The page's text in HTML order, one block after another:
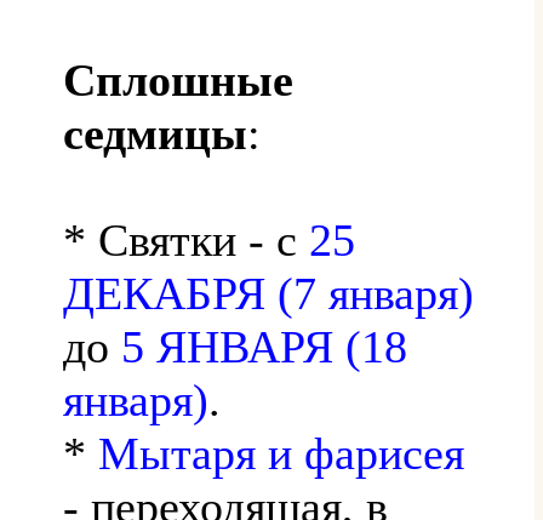
Сплошные
седмицы:
* Святки - с 25
ДЕКАБРЯ (7 января)
до 5 ЯНВАРЯ (18
января).
* Мытаря и фарисея
- переходящая, в